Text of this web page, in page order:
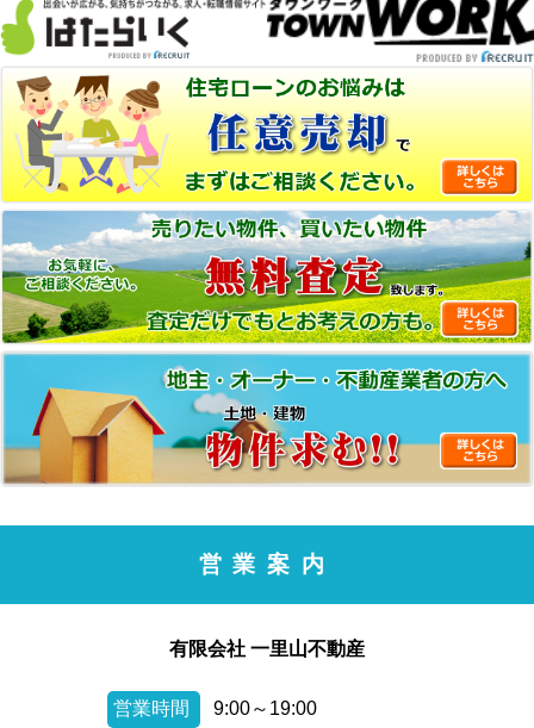
営業案内
有限会社 一里山不動産
営業時間 9:00～19:00